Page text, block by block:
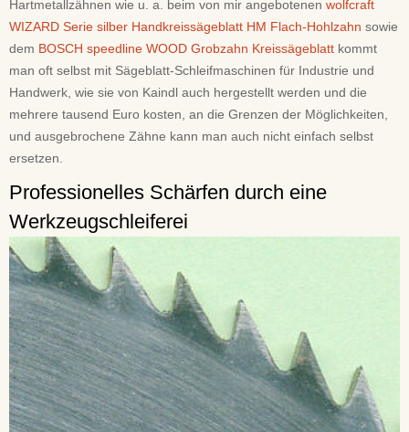
Hartmetallzähnen wie u. a. beim von mir angebotenen wolfcraft
WIZARD Serie silber Handkreissägeblatt HM Flach-Hohlzahn sowie
dem BOSCH speedline WOOD Grobzahn Kreissägeblatt kommt
man oft selbst mit Sägeblatt-Schleifmaschinen für Industrie und
Handwerk, wie sie von Kaindl auch hergestellt werden und die
mehrere tausend Euro kosten, an die Grenzen der Möglichkeiten,
und ausgebrochene Zähne kann man auch nicht einfach selbst
ersetzen.
Professionelles Schärfen durch eine
Werkzeugschleiferei